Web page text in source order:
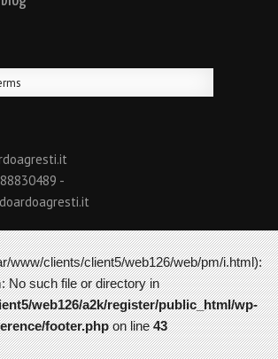
-
www/clients/client5/web126/web/pm/i.html):
No such file or directory in
web126/a2k/register/public_html/wp-
footer.phpon line43